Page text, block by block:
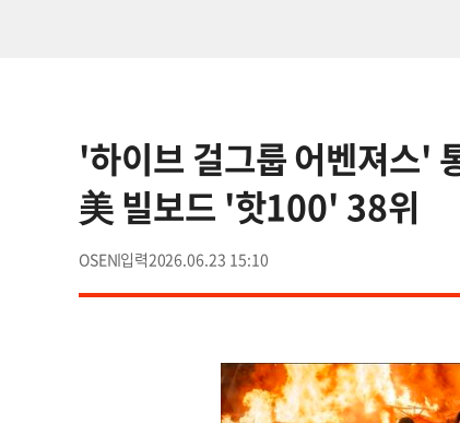
'하이브 걸그룹 어벤져스'
美 빌보드 '핫100' 38위
OSEN 2026.06.23 15:10